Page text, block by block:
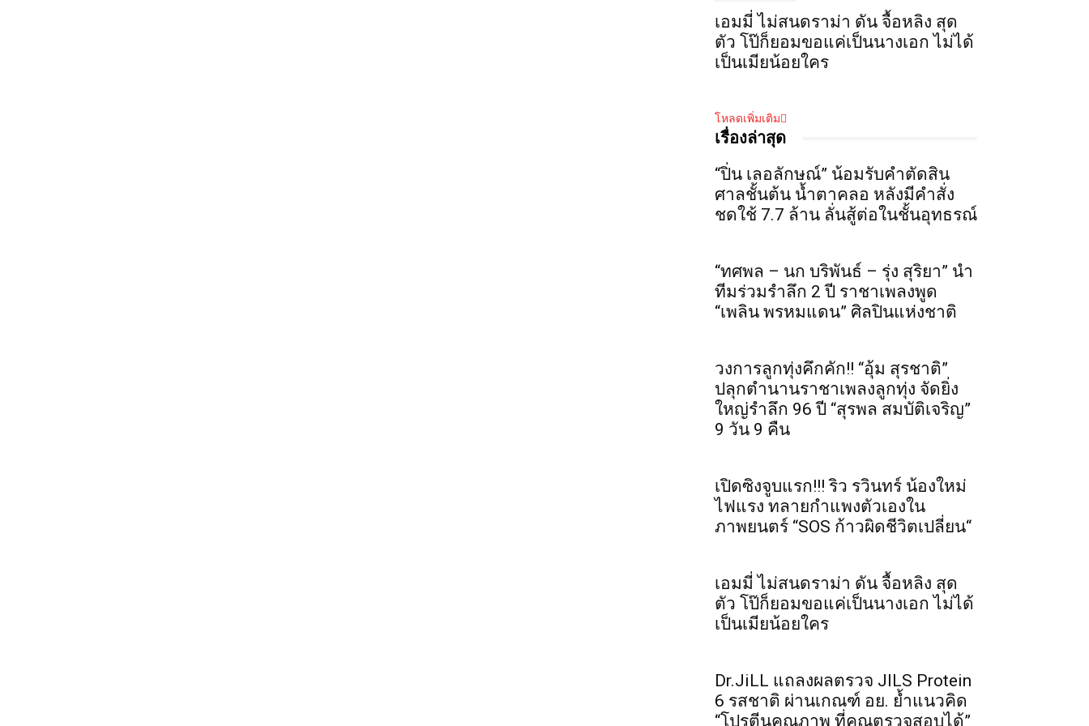
เอมมี่ ไม่สนดราม่า ดัน จื้อหลิง สุด
ตัว โป๊ก็ยอมขอแค่เป็นนางเอก ไม่ได้
เป็นเมียน้อยใคร
โหลดเพิ่มเติม
เรื่องล่าสุด
“ปิ่น เลอลักษณ์” น้อมรับคำตัดสิน
ศาลชั้นต้น น้ำตาคลอ หลังมีคำสั่ง
ชดใช้ 7.7 ล้าน ลั่นสู้ต่อในชั้นอุทธรณ์
“ทศพล – นก บริพันธ์ – รุ่ง สุริยา” นำ
ทีมร่วมรำลึก 2 ปี ราชาเพลงพูด
“เพลิน พรหมแดน” ศิลปินแห่งชาติ
วงการลูกทุ่งคึกคัก!! “อุ้ม สุรชาติ”
ปลุกตำนานราชาเพลงลูกทุ่ง จัดยิ่ง
ใหญ่รำลึก 96 ปี “สุรพล สมบัติเจริญ”
9 วัน 9 คืน
เปิดซิงจูบแรก!!! ริว รวินทร์ น้องใหม่
ไฟแรง ทลายกำแพงตัวเองใน
ภาพยนตร์ “SOS ก้าวผิดชีวิตเปลี่ยน“
เอมมี่ ไม่สนดราม่า ดัน จื้อหลิง สุด
ตัว โป๊ก็ยอมขอแค่เป็นนางเอก ไม่ได้
เป็นเมียน้อยใคร
Dr.JiLL แถลงผลตรวจ JILS Protein
6 รสชาติ ผ่านเกณฑ์ อย. ย้ำแนวคิด
“โปรตีนคุณภาพ ที่คุณตรวจสอบได้”